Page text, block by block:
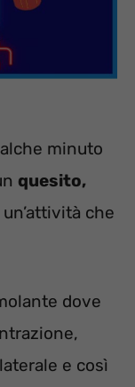
minuto
quesito,
un’attività che
dove
e così